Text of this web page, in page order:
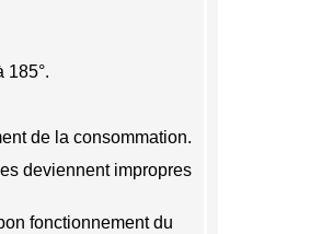
185°.
de la consommation.
deviennent impropres
fonctionnement du